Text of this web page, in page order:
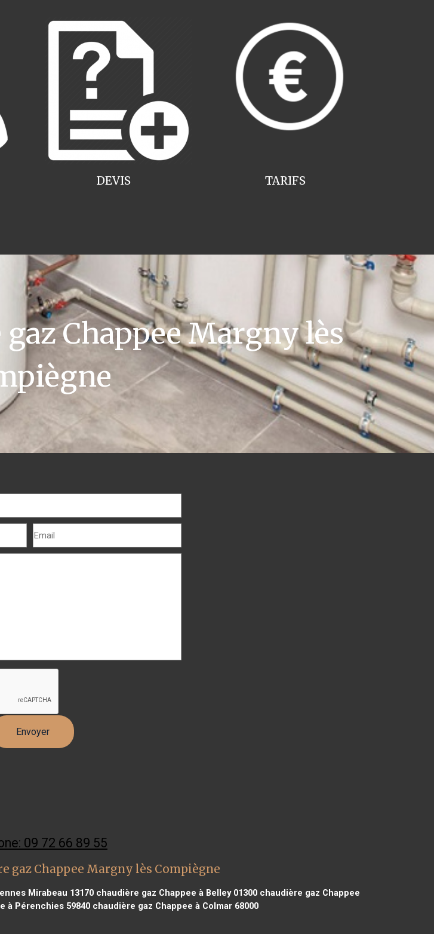
TARIFS
DEVIS
Chappee Margny lès
09 72 66 89 55
gaz Chappee Margny lès Compiègne
Mirabeau 13170 chaudière gaz Chappee à Belley 01300 chaudière gaz Chappee
à Pérenchies 59840chaudière gaz Chappee à Colmar 68000